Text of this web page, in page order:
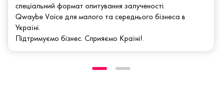
спеціальний формат опитування залученості.
Qwaybe Voice для малого та середнього бізнеса в
Україні.
Підтримуємо бізнес. Сприяємо Країні!.